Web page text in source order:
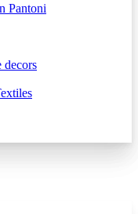
Pantoni
decors